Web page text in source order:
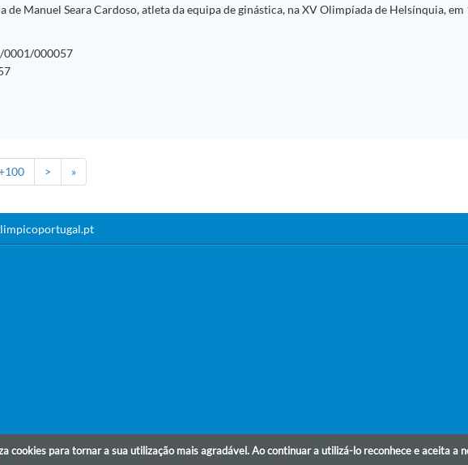
Manuel Seara Cardoso, atleta da equipa de ginástica, na XV Olimpíada de Helsínquia, em
0001/000057
> »
cookies para tornar a sua utilização mais agradável. Ao continuar a utilizá-lo reconhece e aceita a